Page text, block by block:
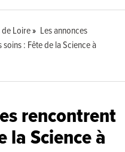
de Loire
Les annonces
: Fête de la Science à
rencontrent
la Science à